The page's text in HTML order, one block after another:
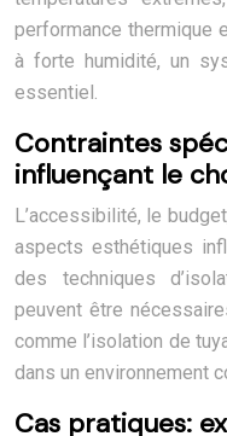
performance thermique
à forte humidité, un
essentiel.
Contraintes
influençant le
L’accessibilité, le
aspects esthétiques
des techniques
peuvent être
comme l’isolation de
dans un environnement
Cas pratiques: